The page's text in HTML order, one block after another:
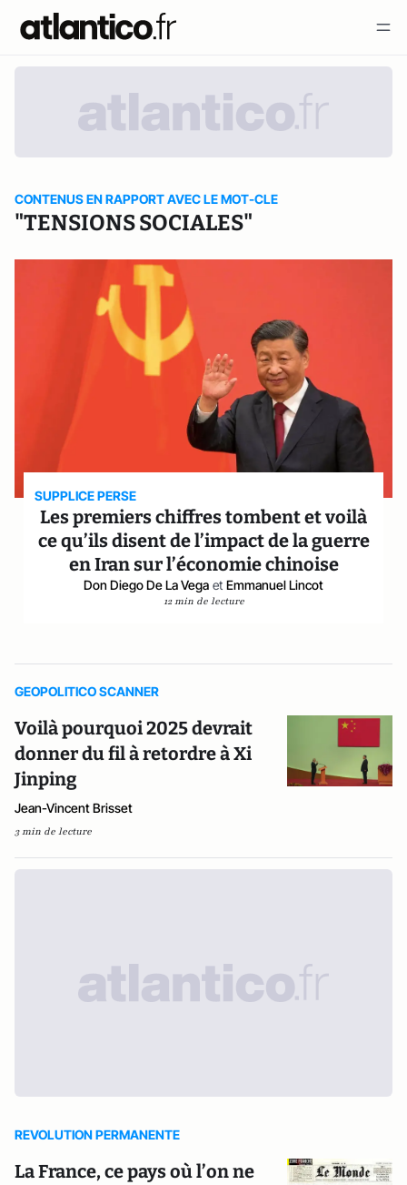
CONTENUS EN RAPPORT AVEC LE MOT-CLE
"TENSIONS SOCIALES"
SUPPLICE PERSE
Les premiers chiffres tombent et voilà
ce qu’ils disent de l’impact de la guerre
en Iran sur l’économie chinoise
Don Diego De La Vega et Emmanuel Lincot
12 min de lecture
GEOPOLITICO SCANNER
Voilà pourquoi 2025 devrait
donner du fil à retordre à Xi
Jinping
Jean-Vincent Brisset
3 min de lecture
REVOLUTION PERMANENTE
La France, ce pays où l’on ne